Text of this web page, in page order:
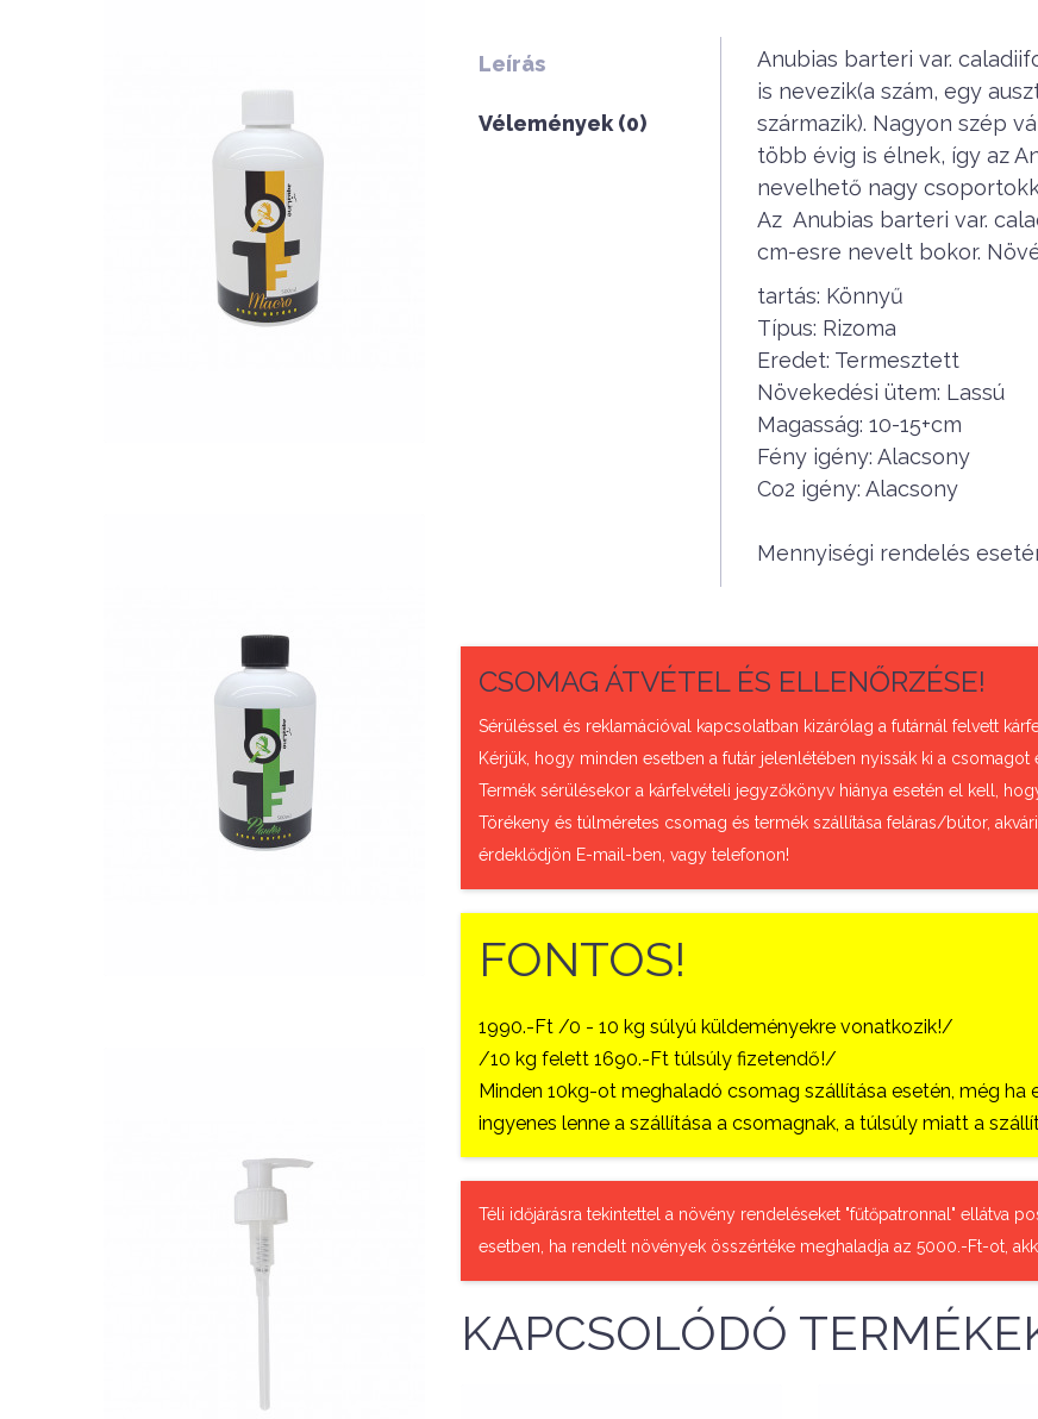
Nettó ár: 3,134 Ft
AquaLine TF Macro 500ml
KOSÁRBA
Nettó ár: 3,421 Ft
AquaLine TF Planter
500ml
KOSÁRBA
Nettó ár: 327 Ft
AquaLine folyékony táp
Leírás
Vélemények (0)
Anubias barteri var.
is nevezik(a szám, egy
származik). Nagyon szép
több évig is élnek, így az
nevelhető nagy
Az Anubias barteri var.
cm-esre nevelt bokor.
tartás: Könnyű
Típus: Rizoma
Eredet: Termesztett
Növekedési ütem: Lassú
Magasság: 10-15+cm
Fény igény: Alacsony
Co2 igény: Alacsony
Mennyiségi rendelés
CSOMAG ÁTVÉTEL ÉS ELLENŐRZÉSE!
Sérüléssel és reklamációval kapcsolatban kizárólag a futárnál felvett
Kérjük, hogy minden esetben a futár jelenlétében nyissák ki a
Termék sérülésekor a kárfelvételi jegyzőkönyv hiánya esetén el kell,
Törékeny és túlméretes csomag és termék szállítása feláras/bútor,
érdeklődjön E-mail-ben, vagy telefonon!
FONTOS!
1990.-Ft /0 - 10 kg súlyú küldeményekre vonatkozik!/
/10 kg felett 1690.-Ft túlsúly fizetendő!/
Minden 10kg-ot meghaladó csomag szállítása esetén, még
ingyenes lenne a szállítása a csomagnak, a túlsúly miatt a
Téli időjárásra tekintettel a növény rendeléseket "fűtőpatronnal" ellátva
esetben, ha rendelt növények összértéke meghaladja az 5000.-Ft-ot,
KAPCSOLÓDÓ